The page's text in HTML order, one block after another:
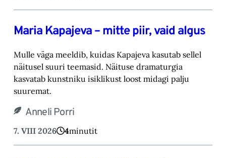
Maria Kapajeva – mitte piir, vaid algus
Mulle väga meeldib, kuidas Kapajeva kasutab sellel
näitusel suuri teemasid. Näituse drama‎turgia
kasvatab kunstniku isiklikust loost midagi palju
suuremat.‎
Anneli Porri
7. VIII 2026 4minutit